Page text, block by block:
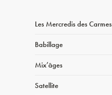
Les Mercredis des Carmes
Babillage
Mix’âges
Satellite